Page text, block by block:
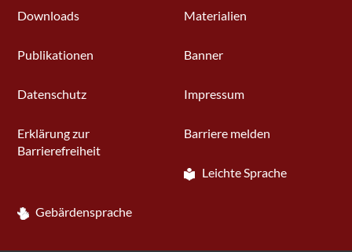
Downloads Materialien
Publikationen Banner
Datenschutz Impressum
Erklärung zur
Barrierefreiheit
Barriere melden
Leichte Sprache
Gebärdensprache